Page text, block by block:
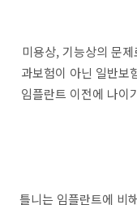
미용상, 기능상의 문
과보험이 아닌 일반보
임플란트 이전에 나이
틀니는 임플란트에 비